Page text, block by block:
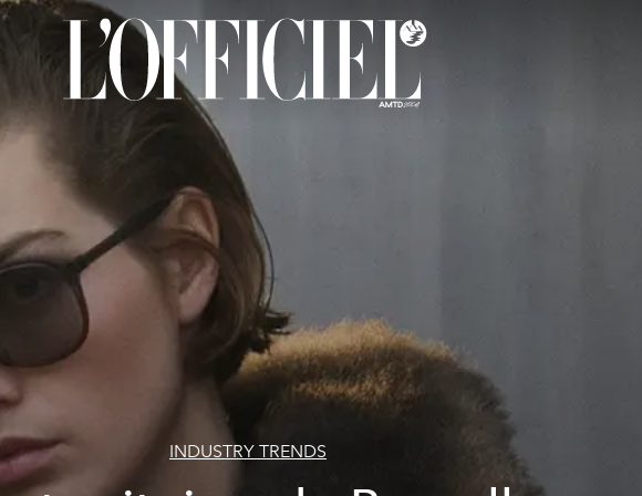
INDUSTRY TRENDS